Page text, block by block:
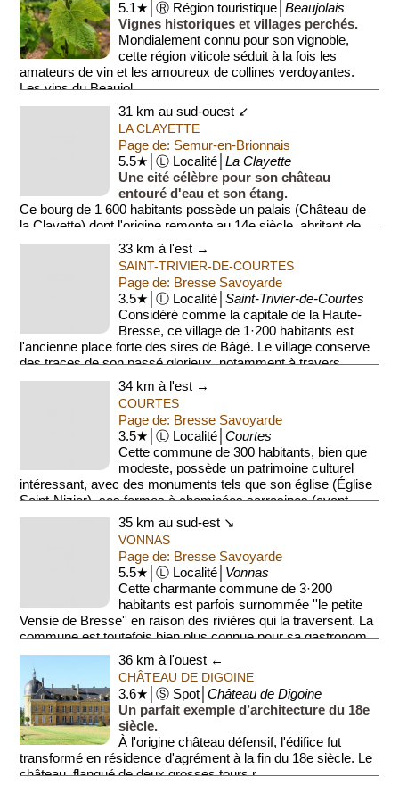
5.1★│Ⓡ Région touristique│Beaujolais
Vignes historiques et villages perchés.
Mondialement connu pour son vignoble,
cette région viticole séduit à la fois les
amateurs de vin et les amoureux de collines verdoyantes.
Les vins du Beaujol...
31 km au sud-ouest ↙
LA CLAYETTE
Page de: Semur-en-Brionnais
5.5★│Ⓛ Localité│La Clayette
Une cité célèbre pour son château
entouré d'eau et son étang.
Ce bourg de 1 600 habitants possède un palais (Château de
la Clayette) dont l'origine remonte au 14e siècle, abritant de
jolies fr...
33 km à l'est →
SAINT-TRIVIER-DE-COURTES
Page de: Bresse Savoyarde
3.5★│Ⓛ Localité│Saint-Trivier-de-Courtes
Considéré comme la capitale de la Haute-
Bresse, ce village de 1·200 habitants est
l'ancienne place forte des sires de Bâgé. Le village conserve
des traces de son passé glorieux, notamment à travers...
34 km à l'est →
COURTES
Page de: Bresse Savoyarde
3.5★│Ⓛ Localité│Courtes
Cette commune de 300 habitants, bien que
modeste, possède un patrimoine culturel
intéressant, avec des monuments tels que son église (Église
Saint-Nizier), ses fermes à cheminées sarrasines (ayant ...
35 km au sud-est ↘
VONNAS
Page de: Bresse Savoyarde
5.5★│Ⓛ Localité│ Vonnas
Cette charmante commune de 3·200
habitants est parfois surnommée ''le petite
Vensie de Bresse'' en raison des rivières qui la traversent. La
commune est toutefois bien plus connue pour sa gastronom...
36 km à l'ouest ←
CHÂTEAU DE DIGOINE
3.6★│Ⓢ Spot│Château de Digoine
Un parfait exemple d’architecture du 18e
siècle.
À l'origine château défensif, l'édifice fut
transformé en résidence d'agrément à la fin du 18e siècle. Le
château, flanqué de deux grosses tours r...